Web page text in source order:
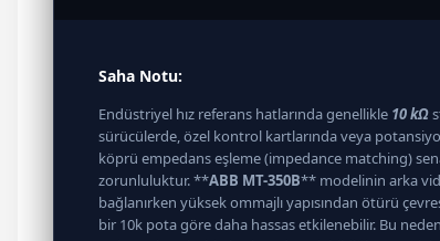
Saha Notu:
Endüstriyel hız referans hatlarında genellikle 10 kΩ
sürücülerde, özel kontrol kartlarında veya
köprü empedans eşleme (impedance matching)
zorunluluktur. **ABB MT-350B** modelinin arka
bağlanırken yüksek ommajlı yapısından ötürü
bir 10k pota göre daha hassas etkilenebilir. Bu